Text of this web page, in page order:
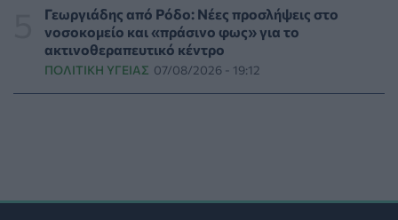
ΔΙΑΤΡΟΦΉ 07/08/2026 - 16:16
Ο ΙΣΑ συνιστά τη λήψη σχολαστικών μέτρων ατομικής
προστασίας από τον ιό του Δυτικού Νείλου
ΥΓΕΊΑ 07/08/2026 - 15:42
Γεωργιάδης από Ρόδο: Νέες προσλήψεις στο
νοσοκομείο και «πράσινο φως» για το
ακτινοθεραπευτικό κέντρο
ΠΟΛΙΤΙΚΉ ΥΓΕΊΑΣ 07/08/2026 - 19:12